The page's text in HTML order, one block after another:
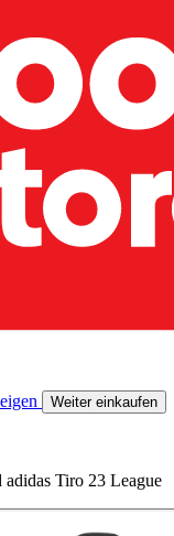
Weiter einkaufen
Tiro 23 League